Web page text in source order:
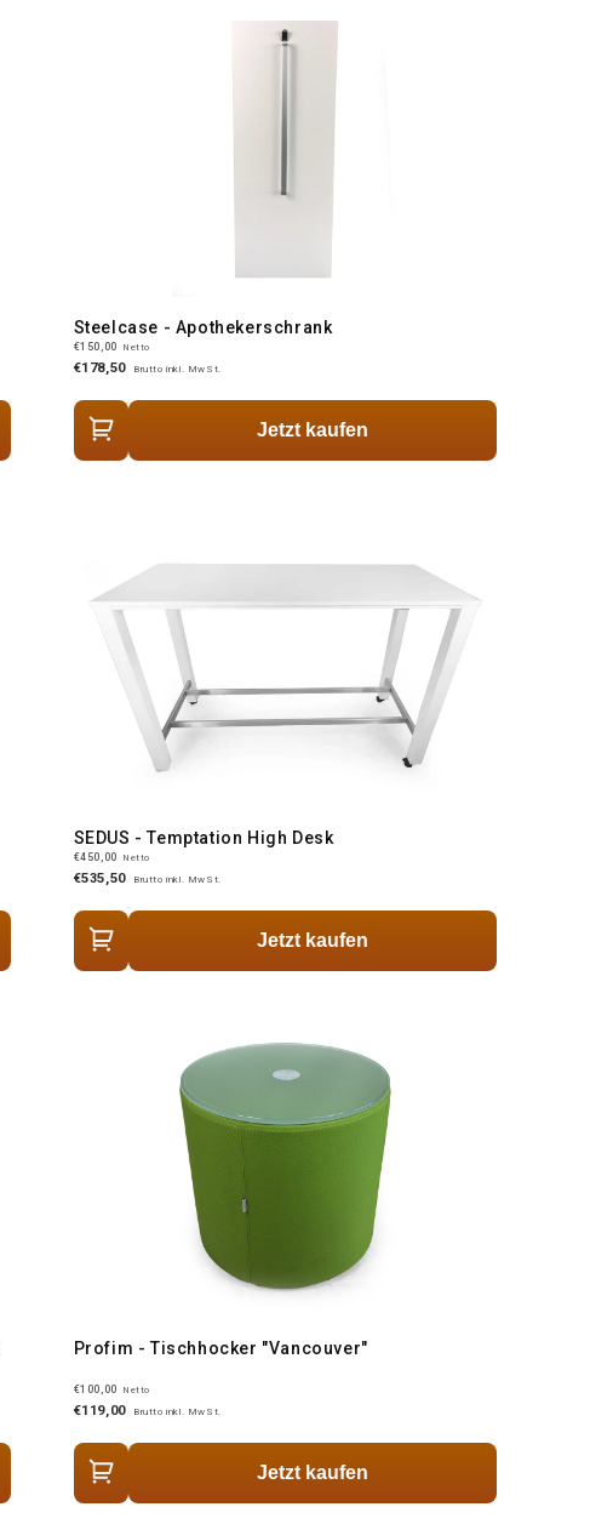
Steelcase - Apothekerschrank
€150,00 Netto
€178,50 Brutto inkl. MwSt.
Jetzt kaufen
SEDUS - Temptation High Desk
€450,00 Netto
€535,50 Brutto inkl. MwSt.
Jetzt kaufen
Profim - Tischhocker "Vancouver"
€100,00 Netto
€119,00 Brutto inkl. MwSt.
Jetzt kaufen